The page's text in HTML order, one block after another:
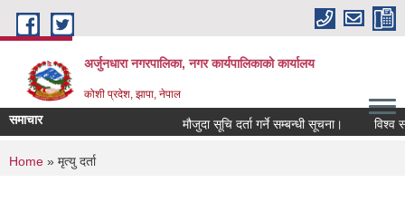
Skip to main content
अर्जुनधारा नगरपालिका, नगर कार्यपालिकाको कार्यालय
कोशी प्रदेश, झापा, नेपाल
समाचार मौजुदा सूचि दर्ता गर्ने सम्बन्धी सूचना। विश्व
You are here
Home » मृत्यु दर्ता